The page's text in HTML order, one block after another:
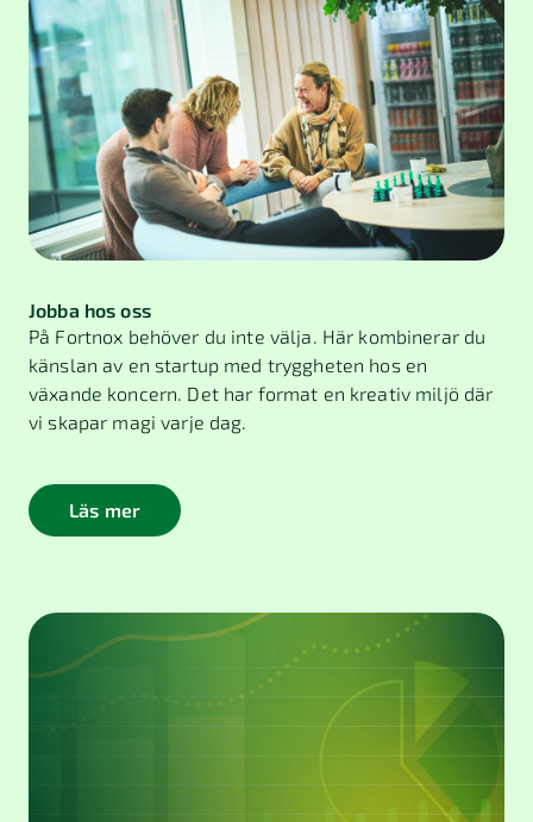
Jobba hos oss
På Fortnox behöver du inte välja. Här kombinerar du
känslan av en startup med tryggheten hos en
växande koncern. Det har format en kreativ miljö där
vi skapar magi varje dag.
Läs mer